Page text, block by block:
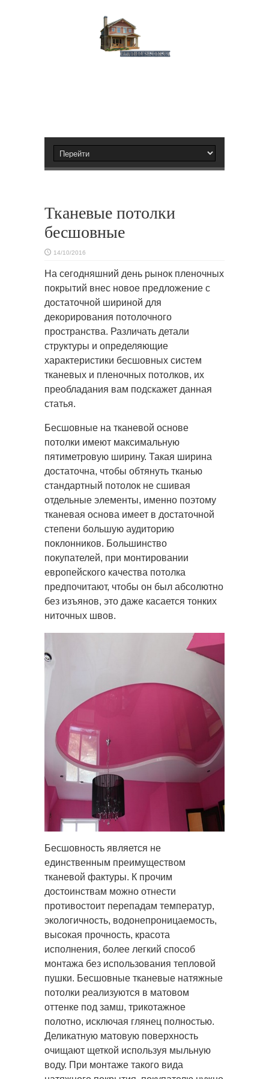
Тканевые потолки
бесшовные
14/10/2016
На сегодняшний день рынок пленочных
покрытий внес новое предложение с
достаточной шириной для
декорирования потолочного
пространства. Различать детали
структуры и определяющие
характеристики бесшовных систем
тканевых и пленочных потолков, их
преобладания вам подскажет данная
статья.
Бесшовные на тканевой основе
потолки имеют максимальную
пятиметровую ширину. Такая ширина
достаточна, чтобы обтянуть тканью
стандартный потолок не сшивая
отдельные элементы, именно поэтому
тканевая основа имеет в достаточной
степени большую аудиторию
поклонников. Большинство
покупателей, при монтировании
европейского качества потолка
предпочитают, чтобы он был абсолютно
без изъянов, это даже касается тонких
ниточных швов.
Бесшовность является не
единственным преимуществом
тканевой фактуры. К прочим
достоинствам можно отнести
противостоит перепадам температур,
экологичность, водонепроницаемость,
высокая прочность, красота
исполнения, более легкий способ
монтажа без использования тепловой
пушки. Бесшовные тканевые натяжные
потолки реализуются в матовом
оттенке под замш, трикотажное
полотно, исключая глянец полностью.
Деликатную матовую поверхность
очищают щеткой используя мыльную
воду. При монтаже такого вида